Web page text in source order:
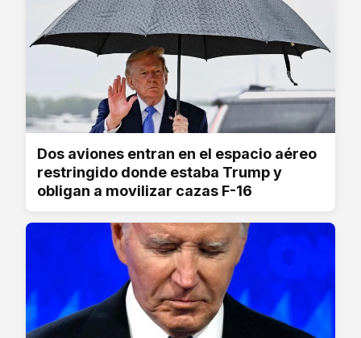
Dos aviones entran en el espacio aéreo
restringido donde estaba Trump y
obligan a movilizar cazas F-16